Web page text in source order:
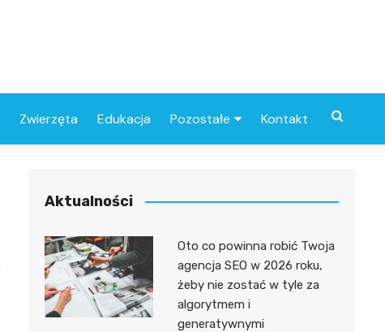
Zwierzęta Edukacja Pozostałe Kontakt
Aktualności
Oto co powinna robić Twoja
agencja SEO w 2026 roku,
żeby nie zostać w tyle za
algorytmem i
generatywnymi